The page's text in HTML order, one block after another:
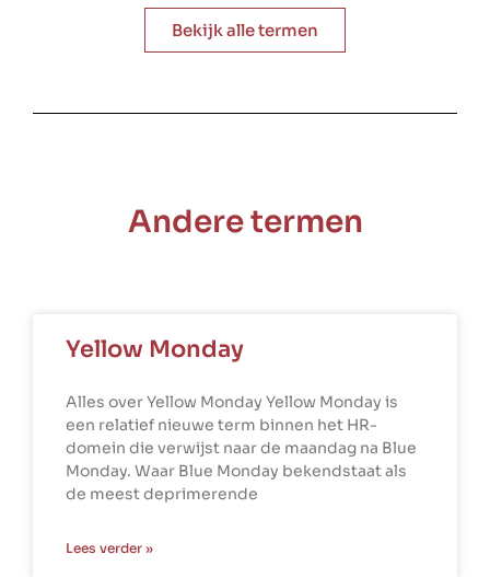
Bekijk alle termen
Andere termen
Yellow Monday
Alles over Yellow Monday Yellow Monday is
een relatief nieuwe term binnen het HR-
domein die verwijst naar de maandag na Blue
Monday. Waar Blue Monday bekendstaat als
de meest deprimerende
Lees verder »